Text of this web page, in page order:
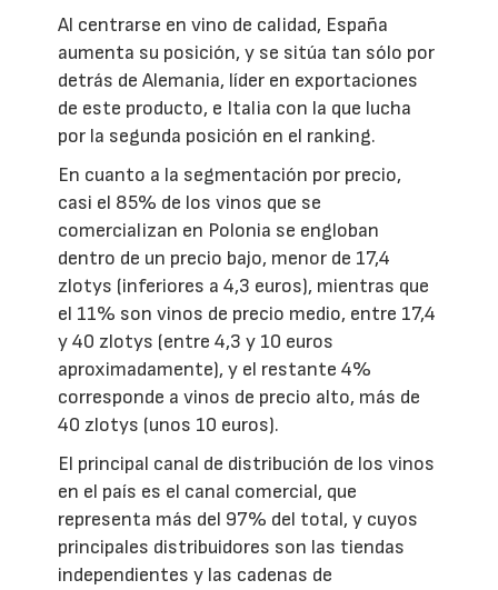
Al centrarse en vino de calidad, España
aumenta su posición, y se sitúa tan sólo por
detrás de Alemania, líder en exportaciones
de este producto, e Italia con la que lucha
por la segunda posición en el ranking.
En cuanto a la segmentación por precio,
casi el 85% de los vinos que se
comercializan en Polonia se engloban
dentro de un precio bajo, menor de 17,4
zlotys (inferiores a 4,3 euros), mientras que
el 11% son vinos de precio medio, entre 17,4
y 40 zlotys (entre 4,3 y 10 euros
aproximadamente), y el restante 4%
corresponde a vinos de precio alto, más de
40 zlotys (unos 10 euros).
El principal canal de distribución de los vinos
en el país es el canal comercial, que
representa más del 97% del total, y cuyos
principales distribuidores son las tiendas
independientes y las cadenas de